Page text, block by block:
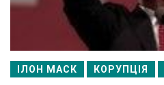
ІЛОН МАСК КОРУПЦІЯ